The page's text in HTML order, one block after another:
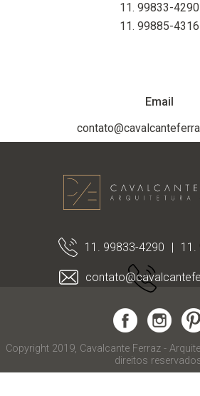
11. 99833-4290
11. 99885-4316
Email
11. 99833-4290 | 11.
Copyright 2019, Cavalcante Ferraz -
direitos